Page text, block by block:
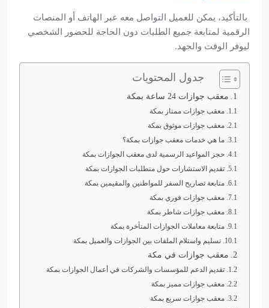
بالتأكيد، يمكن للعميل التواصل معه عبر الهاتف أو المنصات
الرقمية لمتابعة جميع الطلبات دون الحاجة للحضور الشخصي
ليوفر الوقت والجهد.
جدول المحتويات
معقب جوازات 24 ساعة بمكة
معقب جوازات ممتاز بمكة
معقب جوازات موثوق بمكة
ما هي خدمات معقب جوازات بمكة؟
حجز المواعيد الرسمية لدى معقب الجوازات بمكة
تقديم الاستشارات حول متطلبات الجوازات بمكة
متابعة تصاريح السفر للمواطنين والمقيمين بمكة
معقب جوازات فوري بمكة
معقب جوازات شاطر بمكة
متابعة معاملات الجوازات المتأخرة بمكة
تسليم واستلام الملفات بين الجوازات والعميل بمكة
معقب جوازات في مكة
تقديم الدعم للمؤسسات والشركات في أعمال الجوازات بمكة
معقب جوازات مميز بمكة
معقب جوازات سريع بمكة